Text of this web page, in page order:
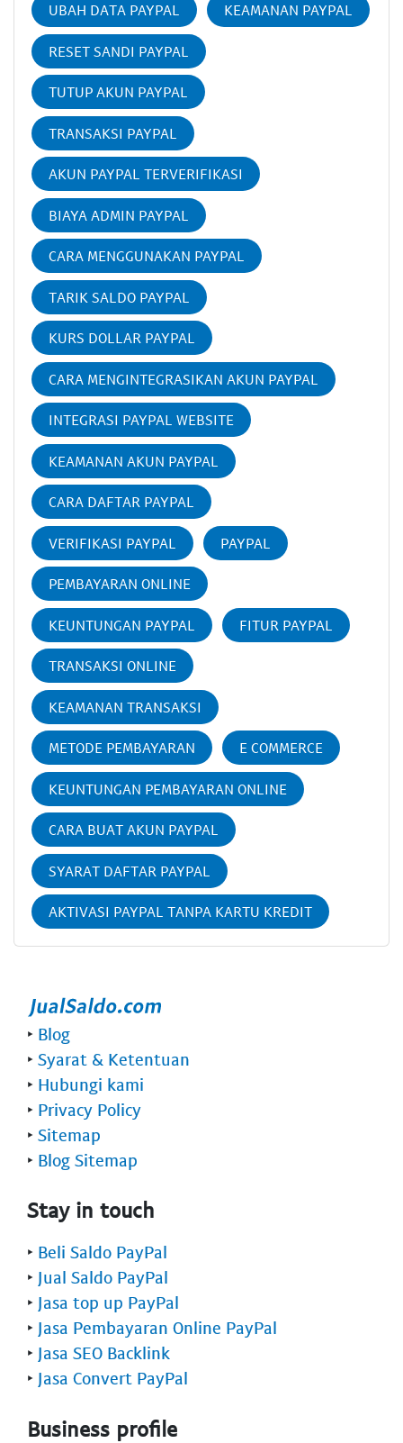
UBAH DATA PAYPAL KEAMANAN PAYPAL
RESET SANDI PAYPAL
TUTUP AKUN PAYPAL
TRANSAKSI PAYPAL
AKUN PAYPAL TERVERIFIKASI
BIAYA ADMIN PAYPAL
CARA MENGGUNAKAN PAYPAL
TARIK SALDO PAYPAL
KURS DOLLAR PAYPAL
CARA MENGINTEGRASIKAN AKUN PAYPAL
INTEGRASI PAYPAL WEBSITE
KEAMANAN AKUN PAYPAL
CARA DAFTAR PAYPAL
VERIFIKASI PAYPAL PAYPAL
PEMBAYARAN ONLINE
KEUNTUNGAN PAYPAL FITUR PAYPAL
TRANSAKSI ONLINE
KEAMANAN TRANSAKSI
METODE PEMBAYARAN E COMMERCE
KEUNTUNGAN PEMBAYARAN ONLINE
CARA BUAT AKUN PAYPAL
SYARAT DAFTAR PAYPAL
AKTIVASI PAYPAL TANPA KARTU KREDIT
‣ Blog
‣ Syarat & Ketentuan
‣ Hubungi kami
‣ Privacy Policy
‣ Sitemap
‣ Blog Sitemap
Stay in touch
‣ Beli Saldo PayPal
‣ Jual Saldo PayPal
‣ Jasa top up PayPal
‣ Jasa Pembayaran Online PayPal
‣ Jasa SEO Backlink
‣ Jasa Convert PayPal
Business profile